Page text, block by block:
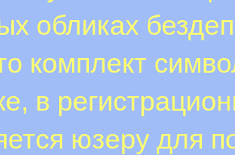
обликах
комплект
в
юзеру для